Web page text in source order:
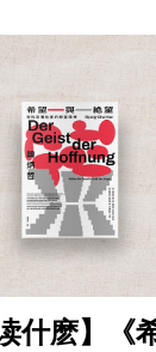
什麽】《